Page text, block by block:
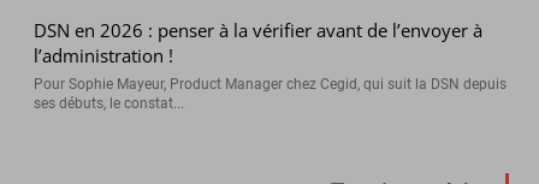
DSN en 2026 : penser à la vérifier avant de l’envoyer à
l’administration !
Pour Sophie Mayeur, Product Manager chez Cegid, qui suit la DSN depuis
ses débuts, le constat...